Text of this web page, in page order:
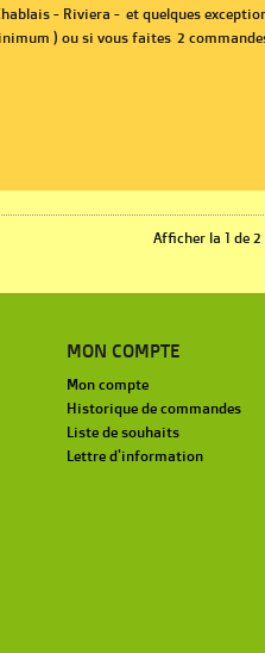
- Riviera - et quelques
) ou si vous faites 2
Afficher la 1 de 2
MON COMPTE
Mon compte
Historique de commandes
Liste de souhaits
Lettre d'information